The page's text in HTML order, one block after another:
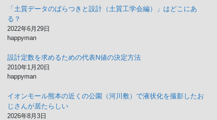
「土質データのばらつきと設計（土質工学会編）」はどこにあ
る？
2022年6月29日
happyman
設計定数を求めるための代表N値の決定方法
2010年1月20日
happyman
イオンモール熊本の近くの公園（河川敷）で液状化を撮影したお
じさんが居たらしい
2026年8月3日